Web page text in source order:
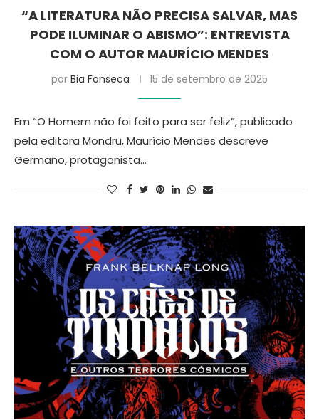
“A LITERATURA NÃO PRECISA SALVAR, MAS
PODE ILUMINAR O ABISMO”: ENTREVISTA
COM O AUTOR MAURÍCIO MENDES
por Bia Fonseca 15 de setembro de 2025
Em “O Homem não foi feito para ser feliz”, publicado
pela editora Mondru, Maurício Mendes descreve
Germano, protagonista…